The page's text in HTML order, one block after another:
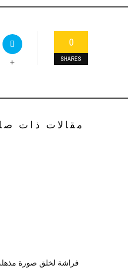
0
SHARES
+
مقالات ذات
فراشة لخلق صورة